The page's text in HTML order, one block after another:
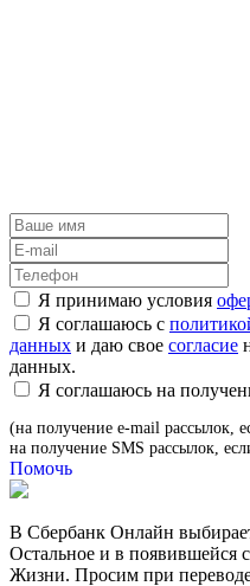
Я принимаю условия
Я соглашаюсь с
данных и даю свое согласие
данных.
Я соглашаюсь на
(на получение e-mail рассылок,
на получение SMS рассылок,
Помочь
В Сбербанк Онлайн
Остальное и в появившейся
Жизни. Просим при переводе